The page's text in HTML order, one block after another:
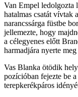
Van Empel ledolgozta
hatalmas csatát vívtak
narancssárga füstbe
jellemezte, hogy
a célegyenes előtt
harmadjára nyerte
Vas Blanka ötödik
pozícióban fejezte be
terepkerékpáros